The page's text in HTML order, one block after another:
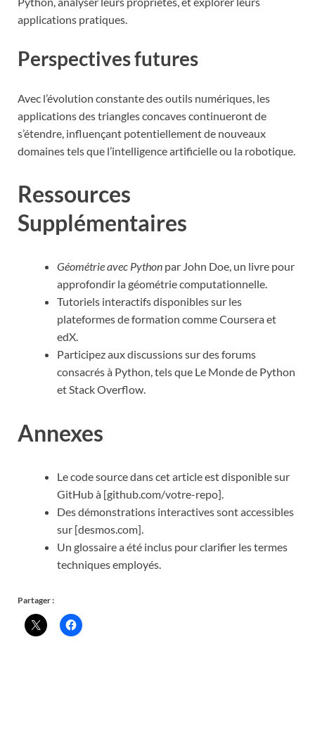
applications pratiques.
Perspectives futures
Avec l’évolution constante des outils numériques, les
applications des triangles concaves continueront de
s’étendre, influençant potentiellement de nouveaux
domaines tels que l’intelligence artificielle ou la robotique.
Ressources
Supplémentaires
Géométrie avec Python par John Doe, un livre pour
approfondir la géométrie computationnelle.
Tutoriels interactifs disponibles sur les
plateformes de formation comme Coursera et
edX.
Participez aux discussions sur des forums
consacrés à Python, tels que Le Monde de Python
et Stack Overflow.
Annexes
Le code source dans cet article est disponible sur
GitHub à [github.com/votre-repo].
Des démonstrations interactives sont accessibles
sur [desmos.com].
Un glossaire a été inclus pour clarifier les termes
techniques employés.
Partager :